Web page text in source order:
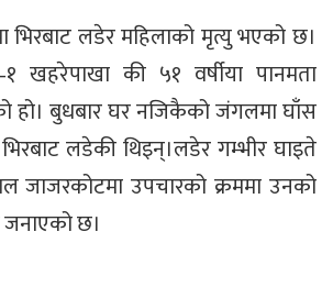
भिरबाट लडेर महिलाको मृत्यु भएको छ।
खहरेपाखा की ५१ वर्षीया पानमता
हो। बुधबार घर नजिकैको जंगलमा घाँस
लडेकी थिइन्।लडेर गम्भीर घाइते
जाजरकोटमा उपचारको क्रममा उनको
जनाएको छ।